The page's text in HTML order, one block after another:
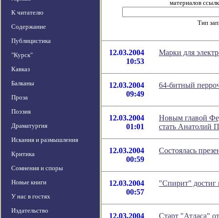
К читателю
Содержание
Публицистика
"Курск"
Кавказ
Балканы
Проза
Поэзия
Драматургия
Искания и размышления
Критика
Сомнения и споры
Новые книги
У нас в гостях
Издательство
материалов
Тип
12.03.2004
10:53
Марки для
12.03.2004
09:49
64-битный
12.03.2004
01:01
Новым главой
стать Анатолий
12.03.2004
00:59
Состоялась
12.03.2004
00:57
"Спирит" достиг
12.03.2004 Старт "Атласа"